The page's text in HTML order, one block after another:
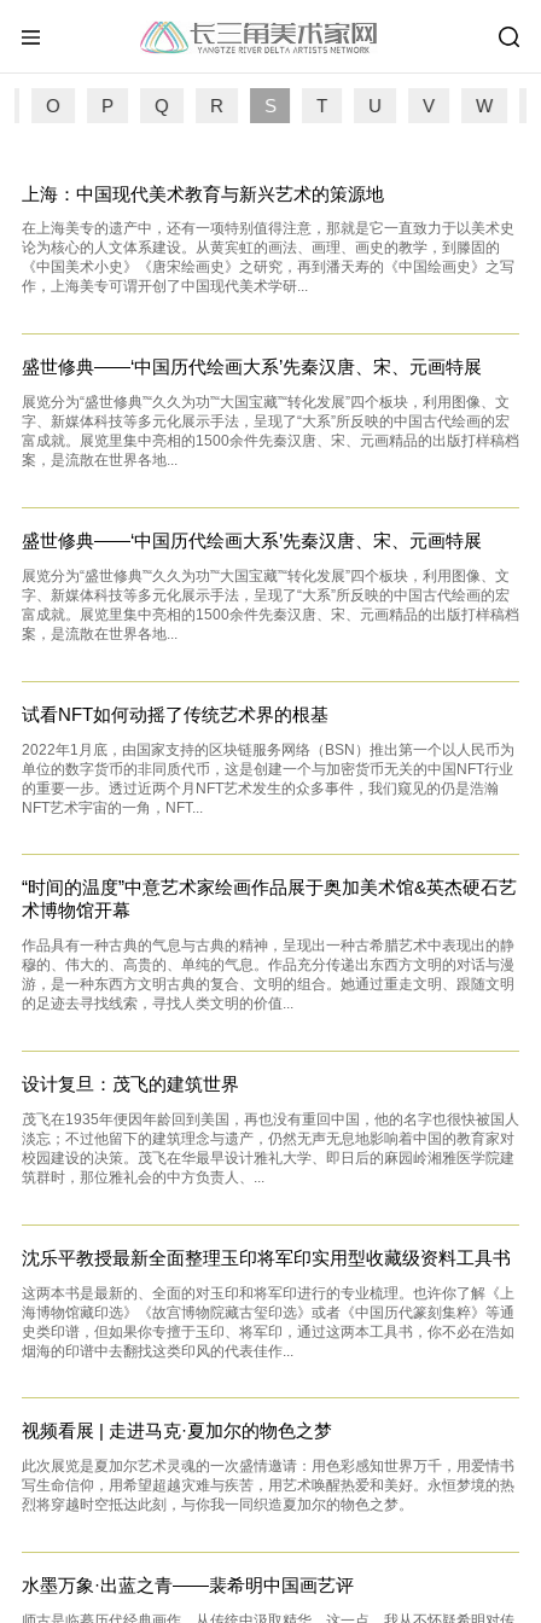
O P Q R S T U V W
上海：中国现代美术教育与新兴艺术的策源地
在上海美专的遗产中，还有一项特别值得注意，那就是它一直致力于以美术史
论为核心的人文体系建设。从黄宾虹的画法、画理、画史的教学，到滕固的
《中国美术小史》《唐宋绘画史》之研究，再到潘天寿的《中国绘画史》之写
作，上海美专可谓开创了中国现代美术学研...
盛世修典——‘中国历代绘画大系’先秦汉唐、宋、元画特展
展览分为“盛世修典”“久久为功”“大国宝藏”“转化发展”四个板块，利用图像、文
字、新媒体科技等多元化展示手法，呈现了“大系”所反映的中国古代绘画的宏
富成就。展览里集中亮相的1500余件先秦汉唐、宋、元画精品的出版打样稿档
案，是流散在世界各地...
盛世修典——‘中国历代绘画大系’先秦汉唐、宋、元画特展
展览分为“盛世修典”“久久为功”“大国宝藏”“转化发展”四个板块，利用图像、文
字、新媒体科技等多元化展示手法，呈现了“大系”所反映的中国古代绘画的宏
富成就。展览里集中亮相的1500余件先秦汉唐、宋、元画精品的出版打样稿档
案，是流散在世界各地...
试看NFT如何动摇了传统艺术界的根基
2022年1月底，由国家支持的区块链服务网络（BSN）推出第一个以人民币为
单位的数字货币的非同质代币，这是创建一个与加密货币无关的中国NFT行业
的重要一步。透过近两个月NFT艺术发生的众多事件，我们窥见的仍是浩瀚
NFT艺术宇宙的一角，NFT...
“时间的温度”中意艺术家绘画作品展于奥加美术馆&英杰硬石艺
术博物馆开幕
作品具有一种古典的气息与古典的精神，呈现出一种古希腊艺术中表现出的静
穆的、伟大的、高贵的、单纯的气息。作品充分传递出东西方文明的对话与漫
游，是一种东西方文明古典的复合、文明的组合。她通过重走文明、跟随文明
的足迹去寻找线索，寻找人类文明的价值...
设计复旦：茂飞的建筑世界
茂飞在1935年便因年龄回到美国，再也没有重回中国，他的名字也很快被国人
淡忘；不过他留下的建筑理念与遗产，仍然无声无息地影响着中国的教育家对
校园建设的决策。茂飞在华最早设计雅礼大学、即日后的麻园岭湘雅医学院建
筑群时，那位雅礼会的中方负责人、...
沈乐平教授最新全面整理玉印将军印实用型收藏级资料工具书
这两本书是最新的、全面的对玉印和将军印进行的专业梳理。也许你了解《上
海博物馆藏印选》《故宫博物院藏古玺印选》或者《中国历代篆刻集粹》等通
史类印谱，但如果你专擅于玉印、将军印，通过这两本工具书，你不必在浩如
烟海的印谱中去翻找这类印风的代表佳作...
视频看展 | 走进马克·夏加尔的物色之梦
此次展览是夏加尔艺术灵魂的一次盛情邀请：用色彩感知世界万千，用爱情书
写生命信仰，用希望超越灾难与疾苦，用艺术唤醒热爱和美好。永恒梦境的热
烈将穿越时空抵达此刻，与你我一同织造夏加尔的物色之梦。
水墨万象·出蓝之青——裴希明中国画艺评